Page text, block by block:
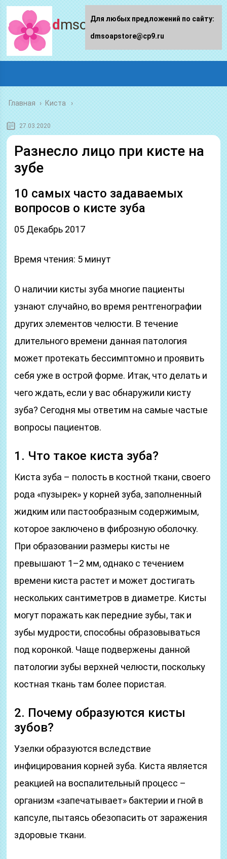
dmsoapstore.ru
Главная › Киста
27.03.2020
Разнесло лицо при кисте на
зубе
10 самых часто задаваемых
вопросов о кисте зуба
05 Декабрь 2017
Время чтения: 5 минут
О наличии кисты зуба многие пациенты
узнают случайно, во время рентгенографии
других элементов челюсти. В течение
длительного времени данная патология
может протекать бессимптомно и проявить
себя уже в острой форме. Итак, что делать и
чего ждать, если у вас обнаружили кисту
зуба? Сегодня мы ответим на самые частые
вопросы пациентов.
1. Что такое киста зуба?
Киста зуба – полость в костной ткани, своего
рода «пузырек» у корней зуба, заполненный
жидким или пастообразным содержимым,
которое заключено в фиброзную оболочку.
При образовании размеры кисты не
превышают 1–2 мм, однако с течением
времени киста растет и может достигать
нескольких сантиметров в диаметре. Кисты
могут поражать как передние зубы, так и
зубы мудрости, способны образовываться
под коронкой. Чаще подвержены данной
патологии зубы верхней челюсти, поскольку
костная ткань там более пористая.
2. Почему образуются кисты
зубов?
Узелки образуются вследствие
инфицирования корней зуба. Киста является
реакцией на воспалительный процесс –
организм «запечатывает» бактерии и гной в
капсуле, пытаясь обезопасить от заражения
здоровые ткани.
Для любых предложений по сайту:
dmsoapstore@cp9.ru